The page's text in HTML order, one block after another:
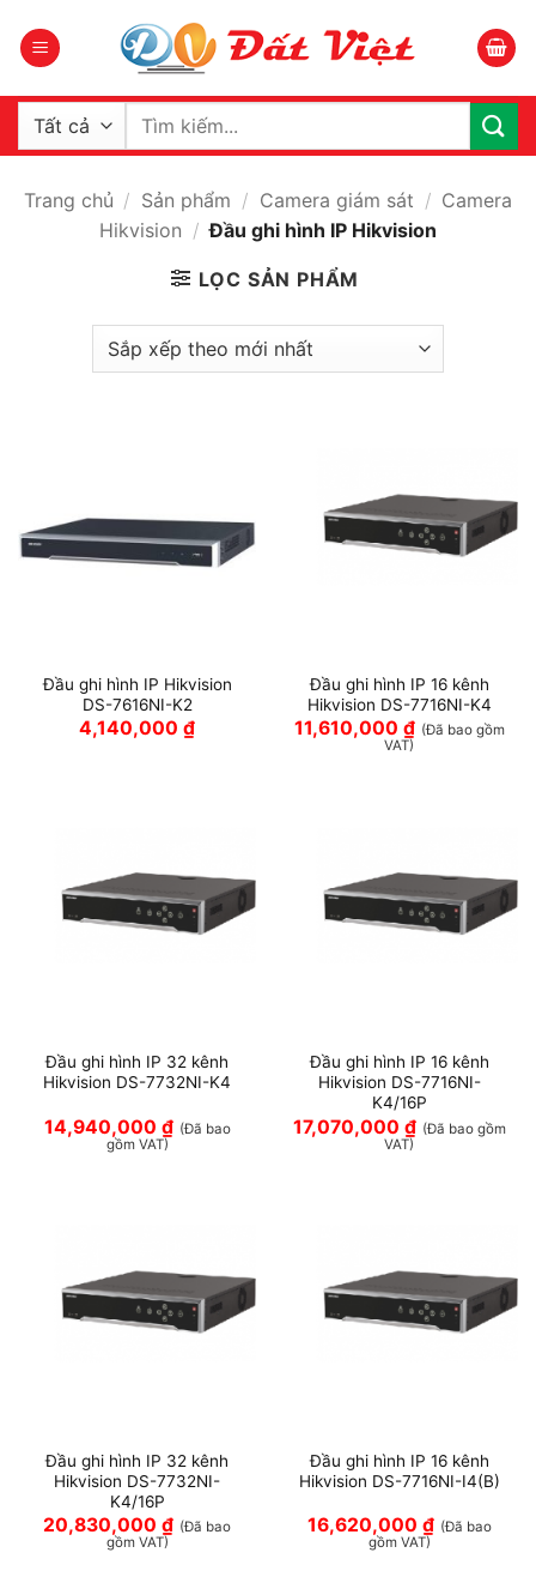
qua
dung
Tìm
Trang chủ / Sản phẩm / Camera giám sát / Camera
Hikvision / Đầu ghi hình IP Hikvision
LỌC SẢN PHẨM
Đầu ghi hình IP Hikvision
DS-7616NI-K2
4,140,000 ₫
Đầu ghi hình IP 16 kênh
Hikvision DS-7716NI-K4
11,610,000 ₫ (Đã bao gồm
VAT)
Đầu ghi hình IP 32 kênh
Hikvision DS-7732NI-K4
14,940,000 ₫ (Đã bao
gồm VAT)
Đầu ghi hình IP 16 kênh
Hikvision DS-7716NI-
K4/16P
17,070,000 ₫ (Đã bao gồm
VAT)
Đầu ghi hình IP 32 kênh
Hikvision DS-7732NI-
K4/16P
20,830,000 ₫ (Đã bao
gồm VAT)
Đầu ghi hình IP 16 kênh
Hikvision DS-7716NI-I4(B)
16,620,000 ₫ (Đã bao
gồm VAT)